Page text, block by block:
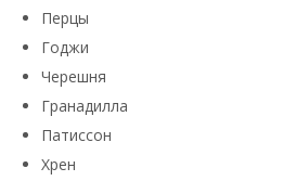
Перцы
Годжи
Черешня
Гранадилла
Патиссон
Хрен